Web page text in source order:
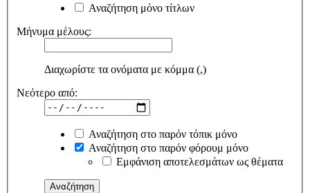
Αναζήτηση μόνο τίτλων
Μήνυμα μέλους:
Διαχωρίστε τα ονόματα με κόμμα (,)
Νεότερο από:
Αναζήτηση στο παρόν τόπικ μόνο
Αναζήτηση στο παρόν φόρουμ μόνο
Εμφάνιση αποτελεσμάτων ως θέματα